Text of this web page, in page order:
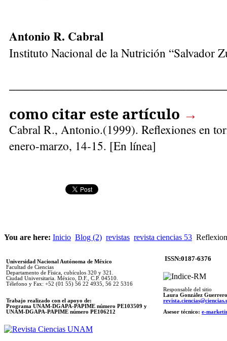
Antonio R. Cabral
Instituto Nacional de la Nutrición “Salvador
como citar este artículo →
Cabral R., Antonio.(1999). Reflexiones en
enero-marzo, 14-15. [En línea]
You are here: Inicio Blog (2) revistas revista ciencias 53
Universidad Nacional Autónoma de México
Facultad de Ciencias
Departamento de Física, cubículos 320 y 321.
Ciudad Universitaria. México, D.F., C.P. 04510.
Télefono y Fax: +52 (01 55) 56 22 4935, 56 22 5316
Trabajo realizado con el apoyo de:
Programa UNAM-DGAPA-PAPIME número PE103509 y
UNAM-DGAPA-PAPIME número PE106212
ISSN:0187-6376
Responsable del sitio
Laura González Guerrero
Asesor técnico: e-